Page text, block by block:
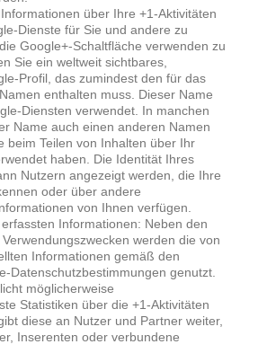
über Ihre +1-Aktivitäten
Dienste für Sie und andere zu
Google+-Schaltfläche verwenden zu
Sie ein weltweit sichtbares,
Profil, das zumindest den für das
enthalten muss. Dieser Name
Diensten verwendet. In manchen
Name auch einen anderen Namen
beim Teilen von Inhalten über Ihr
haben. Die Identität Ihres
Nutzern angezeigt werden, die Ihre
oder über andere
von Ihnen verfügen.
Informationen: Neben den
werden die von
Informationen gemäß den
Datenschutzbestimmungen genutzt.
möglicherweise
Statistiken über die +1-Aktivitäten
diese an Nutzer und Partner weiter,
Inserenten oder verbundene